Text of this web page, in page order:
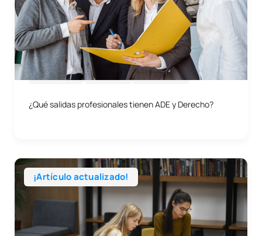
Tecnología
Salud
Educación
Derecho
Deporte
15/06/2026 Empresa Profesiones
¿Qué salidas profesionales tienen ADE y Derecho?
¡Artículo actualizado!